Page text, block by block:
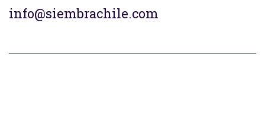
info@siembrachile.com